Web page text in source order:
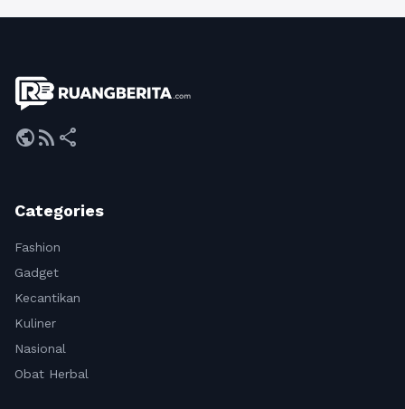
publicrss_feed share
Categories
Fashion
Gadget
Kecantikan
Kuliner
Nasional
Obat Herbal